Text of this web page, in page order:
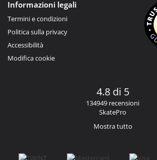
Informazioni legali
Termini e condizioni
Politica sulla privacy
Accessibilità
Modifica cookie
4.8 di 5
134949 recensioni
SkatePro
Mostra tutto